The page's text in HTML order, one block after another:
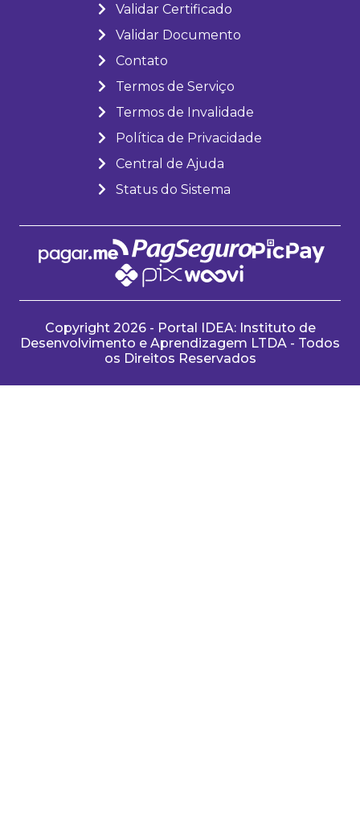
Validar Certificado
Validar Documento
Contato
Termos de Serviço
Termos de Invalidade
Política de Privacidade
Central de Ajuda
Status do Sistema
Copyright 2026 - Portal IDEA: Instituto de
Desenvolvimento e Aprendizagem LTDA - Todos
os Direitos Reservados